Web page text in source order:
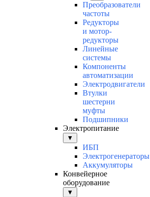
Преобразователи
частоты
Редукторы
и мотор-
редукторы
Линейные
системы
Компоненты
автоматизации
Электродвигатели
Втулки
шестерни
муфты
Подшипники
Электропитание
▼
ИБП
Электрогенераторы
Аккумуляторы
Конвейерное
оборудование
▼